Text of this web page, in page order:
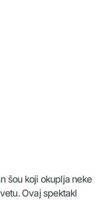
šou koji okuplja neke
Ovaj spektakl